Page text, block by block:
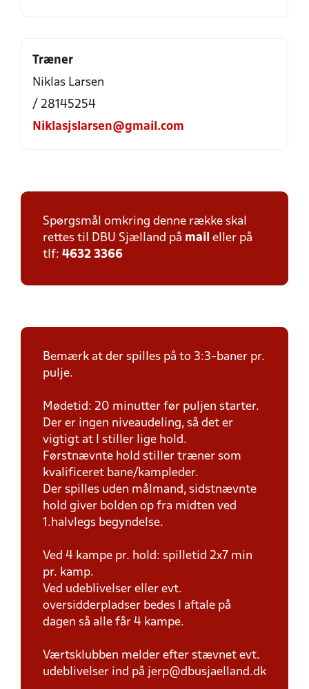
Træner
Niklas Larsen
/ 28145254
Niklasjslarsen@gmail.com
Spørgsmål omkring denne række skal
rettes til DBU Sjælland på mail eller på
tlf: 4632 3366
Bemærk at der spilles på to 3:3-baner pr.
pulje.
Mødetid: 20 minutter før puljen starter.
Der er ingen niveaudeling, så det er
vigtigt at I stiller lige hold.
Førstnævnte hold stiller træner som
kvalificeret bane/kampleder.
Der spilles uden målmand, sidstnævnte
hold giver bolden op fra midten ved
1.halvlegs begyndelse.
Ved 4 kampe pr. hold: spilletid 2x7 min
pr. kamp.
Ved udeblivelser eller evt.
oversidderpladser bedes I aftale på
dagen så alle får 4 kampe.
Værtsklubben melder efter stævnet evt.
udeblivelser ind på jerp@dbusjaelland.dk